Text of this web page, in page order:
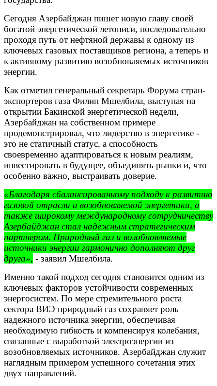
Сегодня Азербайджан пишет новую главу своей
богатой энергетической летописи, последовательно
проходя путь от нефтяной державы к одному из
ключевых газовых поставщиков региона, а теперь и
к активному развитию возобновляемых источников
энергии.
Как отметил генеральный секретарь Форума стран-
экспортеров газа Филип Мшелбила, выступая на
открытии Бакинской энергетической недели,
Азербайджан на собственном примере
продемонстрировал, что лидерство в энергетике -
это не статичный статус, а способность
своевременно адаптироваться к новым реалиям,
инвестировать в будущее, объединять рынки и, что
особенно важно, выстраивать доверие.
«Благодаря сбалансированному подходу к развитию
газовой отрасли и возобновляемой энергетики, а
также широкому международному сотрудничеству
Азербайджан стал надежным стратегическим
партнером. Природный газ и возобновляемые
источники энергии гармонично дополняют друг
друга», - заявил Мшелбила.
Именно такой подход сегодня становится одним из
ключевых факторов устойчивости современных
энергосистем. По мере стремительного роста
сектора ВИЭ природный газ сохраняет роль
надежного источника энергии, обеспечивая
необходимую гибкость и компенсируя колебания,
связанные с выработкой электроэнергии из
возобновляемых источников. Азербайджан служит
наглядным примером успешного сочетания этих
двух направлений.